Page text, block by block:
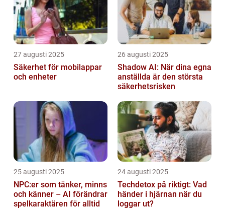
27 augusti 2025
Säkerhet för mobilappar
och enheter
26 augusti 2025
Shadow AI: När dina egna
anställda är den största
säkerhetsrisken
25 augusti 2025
NPC:er som tänker, minns
och känner – AI förändrar
spelkaraktären för alltid
24 augusti 2025
Techdetox på riktigt: Vad
händer i hjärnan när du
loggar ut?